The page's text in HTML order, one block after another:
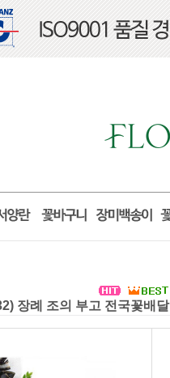
장례 조의 부고 전국꽃배달